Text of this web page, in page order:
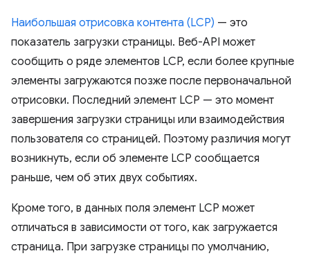
Наибольшая отрисовка контента (LCP) — это
показатель загрузки страницы. Веб-API может
сообщить о ряде элементов LCP, если более крупные
элементы загружаются позже после первоначальной
отрисовки. Последний элемент LCP — это момент
завершения загрузки страницы или взаимодействия
пользователя со страницей. Поэтому различия могут
возникнуть, если об элементе LCP сообщается
раньше, чем об этих двух событиях.
Кроме того, в данных поля элемент LCP может
отличаться в зависимости от того, как загружается
страница. При загрузке страницы по умолчанию,